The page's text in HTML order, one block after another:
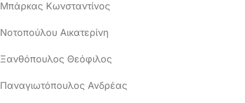
Μπάρκας Κωνσταντίνος
Νοτοπούλου Αικατερίνη
Ξανθόπουλος Θεόφιλος
Παναγιωτόπουλος Ανδρέας